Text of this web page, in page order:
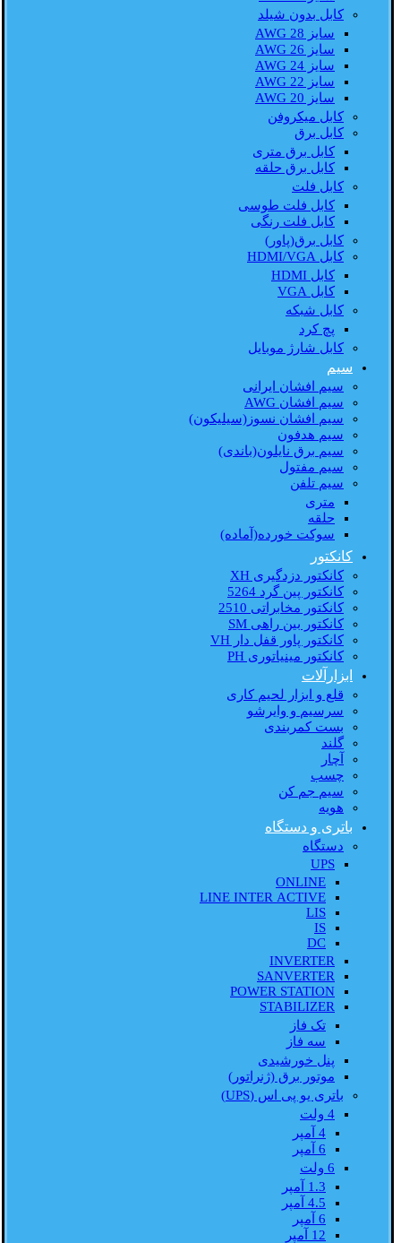
کابل بدون شیلد
سایز AWG 28
سایز AWG 26
سایز AWG 24
سایز AWG 22
سایز AWG 20
کابل میکروفن
کابل برق
کابل برق متری
کابل برق حلقه
کابل فلت
کابل فلت طوسی
کابل فلت رنگی
کابل برق(پاور)
کابل HDMI/VGA
کابل HDMI
کابل VGA
کابل شبکه
پچ کرد
کابل شارژ موبایل
سیم
سیم افشان ایرانی
سیم افشان AWG
سیم افشان نسوز(سیلیکون)
سیم هدفون
سیم برق نایلون(باندی)
سیم مفتول
سیم تلفن
متری
حلقه
سوکت خورده(آماده)
کانکتور
کانکتور دزدگیری XH
کانکتور پین گرد 5264
کانکتور مخابراتی 2510
کانکتور بین راهی SM
کانکتور پاور قفل دار VH
کانکتور مینیاتوری PH
ابزارآلات
قلع و ابزار لحیم کاری
سرسیم و وایرشو
بست کمربندی
گلند
آچار
چسب
سیم جم کن
هویه
باتری و دستگاه
دستگاه
UPS
ONLINE
LINE INTER ACTIVE
LIS
IS
DC
INVERTER
SANVERTER
POWER STATION
STABILIZER
تک فاز
سه فاز
پنل خورشیدی
موتور برق (ژنراتور)
باتری یو پی اس (UPS)
4 ولت
4 آمپر
6 آمپر
6 ولت
1.3 آمپر
4.5 آمپر
6 آمپر
12 آمپر